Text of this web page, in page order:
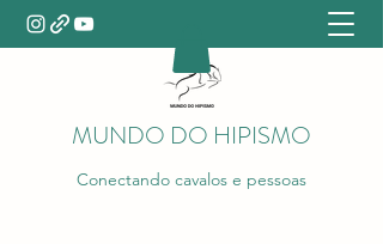
MUNDO DO HIPISMO
Conectando cavalos e pessoas